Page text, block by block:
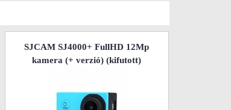
SJCAM SJ4000+ FullHD 12Mp
kamera (+ verzió)(kifutott)